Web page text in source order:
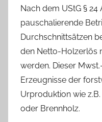
Nach dem UStG § 24
pauschalierende
Durchschnittsätzen
den Netto-Holzerlös
werden. Dieser
Erzeugnisse der
Urproduktion wie
oder Brennholz.